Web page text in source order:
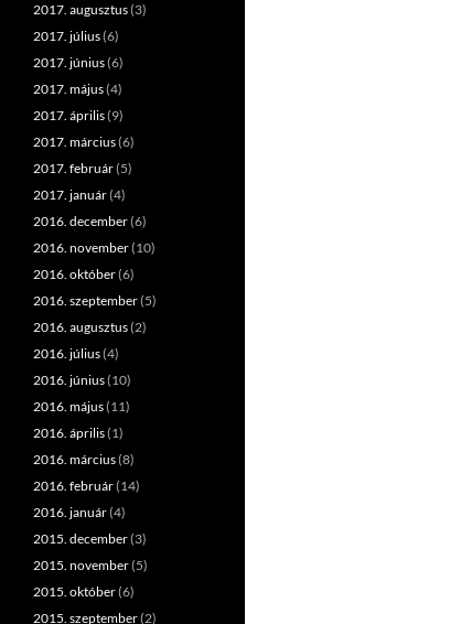
2017. augusztus(3)
2017. július(6)
2017. június(6)
2017. május(4)
2017. április(9)
2017. március(6)
2017. február(5)
2017. január(4)
2016. december(6)
2016. november(10)
2016. október(6)
2016. szeptember(5)
2016. augusztus(2)
2016. július(4)
2016. június(10)
2016. május(11)
2016. április(1)
2016. március(8)
2016. február(14)
2016. január(4)
2015. december(3)
2015. november(5)
2015. október(6)
2015. szeptember(2)